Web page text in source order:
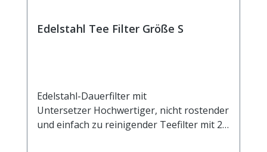
Edelstahl Tee Filter Größe S
Edelstahl-Dauerfilter mit
Untersetzer Hochwertiger, nicht rostender
und einfach zu reinigender Teefilter mit 2